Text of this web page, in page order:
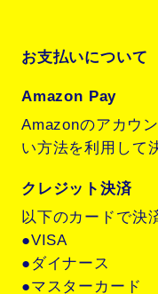
お支払いについて
Amazon Pay
Amazonのアカウ
い方法を利用して
クレジット決済
以下のカードで決
●VISA
●ダイナース
●マスターカード